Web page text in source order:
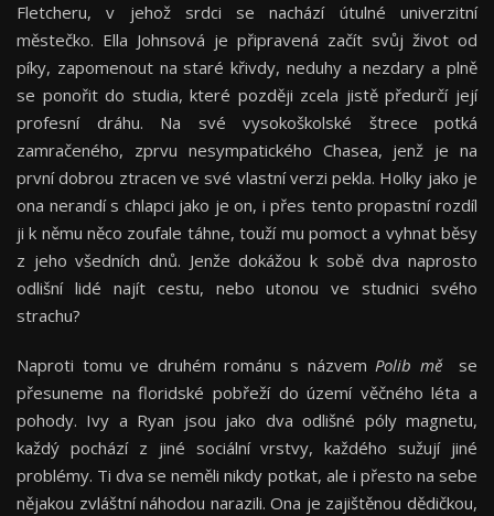
Fletcheru, v jehož srdci se nachází útulné univerzitní
městečko. Ella Johnsová je připravená začít svůj život od
píky, zapomenout na staré křivdy, neduhy a nezdary a plně
se ponořit do studia, které později zcela jistě předurčí její
profesní dráhu. Na své vysokoškolské štrece potká
zamračeného, zprvu nesympatického Chasea, jenž je na
první dobrou ztracen ve své vlastní verzi pekla. Holky jako je
ona nerandí s chlapci jako je on, i přes tento propastní rozdíl
ji k němu něco zoufale táhne, touží mu pomoct a vyhnat běsy
z jeho všedních dnů. Jenže dokážou k sobě dva naprosto
odlišní lidé najít cestu, nebo utonou ve studnici svého
strachu?
Naproti tomu ve druhém románu s názvemPolib měse
přesuneme na floridské pobřeží do území věčného léta a
pohody. Ivy a Ryan jsou jako dva odlišné póly magnetu,
každý pochází z jiné sociální vrstvy, každého sužují jiné
problémy. Ti dva se neměli nikdy potkat, ale i přesto na sebe
nějakou zvláštní náhodou narazili. Ona je zajištěnou dědičkou,